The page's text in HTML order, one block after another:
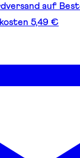
auf
5,49 €